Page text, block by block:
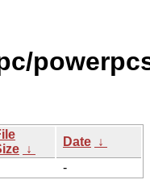
↓
Date ↓
-